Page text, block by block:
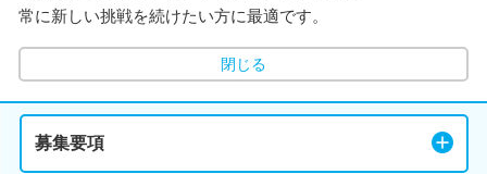
常に新しい挑戦を続けたい方に最適です。
閉じる
募集要項